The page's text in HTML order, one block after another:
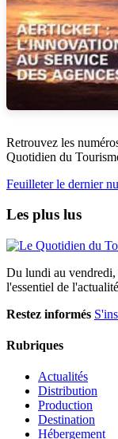
Retrouvez les
Quotidien du
Feuilleter le dernier
Les plus lus
Du lundi au vendredi,
l'essentiel de
Restez informés
Rubriques
Actualités
Distribution
Production
Destination
Hébergement